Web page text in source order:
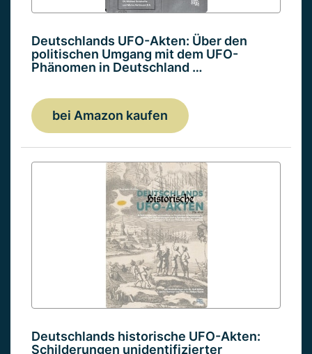
Deutschlands UFO-Akten: Über den
politischen Umgang mit dem UFO-
Phänomen in Deutschland …
bei Amazon kaufen
Deutschlands historische UFO-Akten:
Schilderungen unidentifizierter